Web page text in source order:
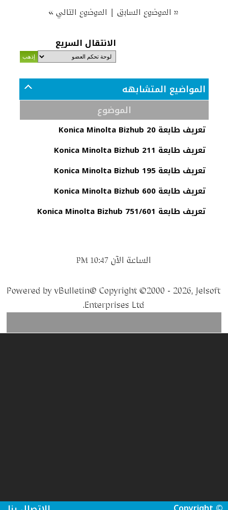
« الموضوع السابق| الموضوع التالي»
الانتقال السريع
المواضيع المتشابهه
الموضوع
تعريف طابعة Konica Minolta Bizhub 20
تعريف طابعة Konica Minolta Bizhub 211
تعريف طابعة Konica Minolta Bizhub 195
تعريف طابعة Konica Minolta Bizhub 600
تعريف طابعة Konica Minolta Bizhub 751/601
الساعة الآن 10:47 PM
Powered by vBulletin® Copyright ©2000 - 2026, Jelsoft
Enterprises Ltd.